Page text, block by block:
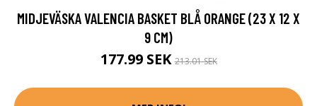
MIDJEVÄSKA VALENCIA BASKET BLÅ ORANGE (23 X 12 X
9 CM)
177.99 SEK213.01 SEK